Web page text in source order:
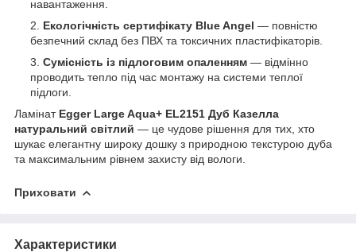
навантаження.
Екологічність сертифікату Blue Angel — повністю
безпечний склад без ПВХ та токсичних пластифікаторів.
Сумісність із підлоговим опаленням — відмінно
проводить тепло під час монтажу на системи теплої
підлоги.
Ламінат Egger Large Aqua+ EL2151 Дуб Казелла
натуральний світлий — це чудове рішення для тих, хто
шукає елегантну широку дошку з природною текстурою дуба
та максимальним рівнем захисту від вологи.
Приховати
Характеристики